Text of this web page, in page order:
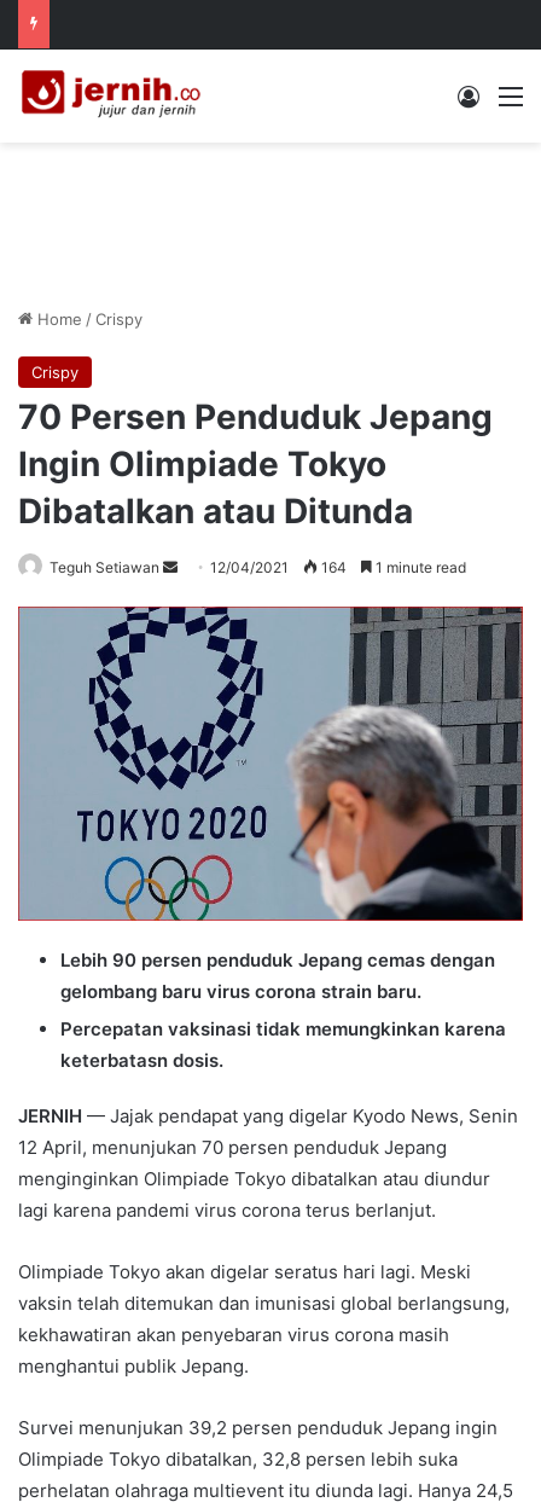
Log In
Home /Crispy
Crispy
70 Persen Penduduk Jepang
Ingin Olimpiade Tokyo
Dibatalkan atau Ditunda
Teguh Setiawan
Send
email
12/04/2021 164 1 minute read
Lebih 90 persen penduduk Jepang cemas dengan
gelombang baru virus corona strain baru.
Percepatan vaksinasi tidak memungkinkan karena
keterbatasn dosis.
JERNIH — Jajak pendapat yang digelar Kyodo News, Senin
12 April, menunjukan 70 persen penduduk Jepang
menginginkan Olimpiade Tokyo dibatalkan atau diundur
lagi karena pandemi virus corona terus berlanjut.
Olimpiade Tokyo akan digelar seratus hari lagi. Meski
vaksin telah ditemukan dan imunisasi global berlangsung,
kekhawatiran akan penyebaran virus corona masih
menghantui publik Jepang.
Survei menunjukan 39,2 persen penduduk Jepang ingin
Olimpiade Tokyo dibatalkan, 32,8 persen lebih suka
perhelatan olahraga multievent itu diunda lagi. Hanya 24,5